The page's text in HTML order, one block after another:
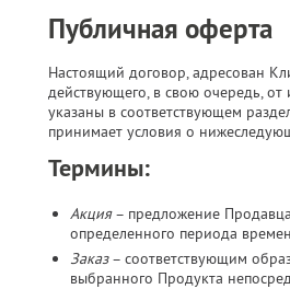
Публичная оферта
Настоящий договор, адресован
действующего, в свою очередь,
указаны в соответствующем
принимает условия о
Термины:
Акция– предложение
определенного периода
Заказ– соответствующим
выбранного Продукта